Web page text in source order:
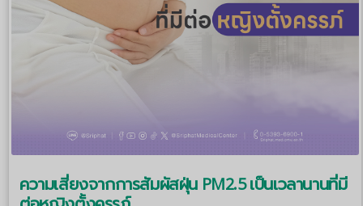
ความเสี่ยงจากการสัมผัสฝุ่น PM2.5 เป็นเวลานานที่มี